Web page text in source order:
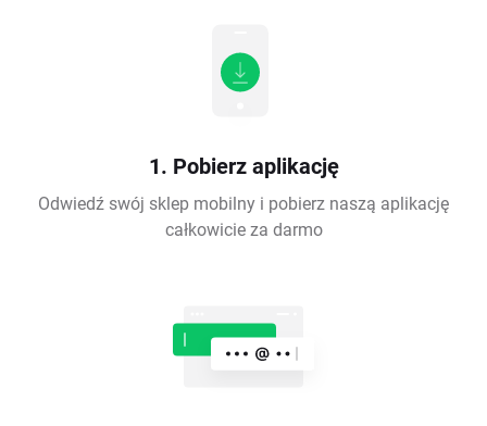
1. Pobierz aplikację
Odwiedź swój sklep mobilny i pobierz naszą aplikację
całkowicie za darmo